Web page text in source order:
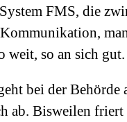
FMS, die
weit, so an sich gut.
bei der
ab. Bisweilen